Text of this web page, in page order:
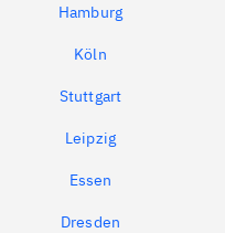
Hamburg
Köln
Stuttgart
Leipzig
Essen
Dresden